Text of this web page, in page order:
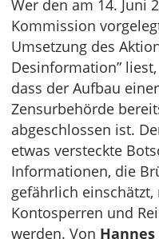
Wer den am 14. Juni
Kommission
Umsetzung des
Desinformation”
dass der Aufbau
Zensurbehörde
abgeschlossen ist.
etwas versteckte
Informationen, die
gefährlich
Kontosperren und
werden. Von